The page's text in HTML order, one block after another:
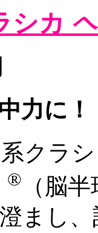
シカ
力に！
クラ
®
（脳
まし